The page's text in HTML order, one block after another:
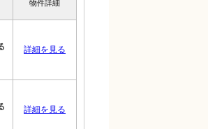
物件詳細
詳細を見る
詳細を見る